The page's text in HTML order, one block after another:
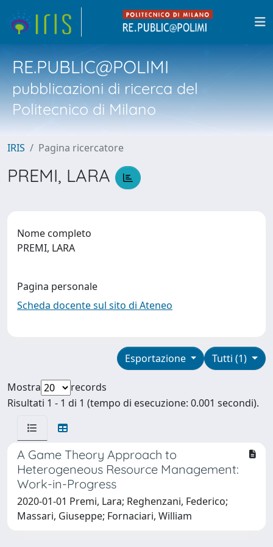
RE.PUBLIC@POLIMI
pubblicazioni di ricerca del
Politecnico di Milano
IRIS Pagina ricercatore
PREMI, LARA
Nome completo
PREMI, LARA
Pagina personale
Scheda docente sul sito di Ateneo
Tutti (1)
Esportazione
Mostra
records
Risultati 1 - 1 di 1 (tempo di esecuzione: 0.001 secondi).
A Game Theory Approach to
Heterogeneous Resource Management:
Work-in-Progress
2020-01-01 Premi, Lara; Reghenzani, Federico;
Massari, Giuseppe; Fornaciari, William